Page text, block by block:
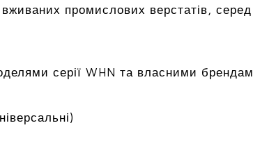
промислових верстатів,
серії WHN та власними